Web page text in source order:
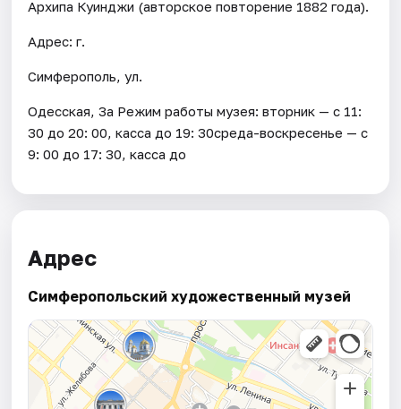
Архипа Куинджи (авторское повторение 1882 года).
Адрес: г.
Симферополь, ул.
Одесская, 3а Режим работы музея: вторник — с 11:
30 до 20: 00, касса до 19: 30среда-воскресенье — с
9: 00 до 17: 30, касса до
Адрес
Симферопольский художественный музей